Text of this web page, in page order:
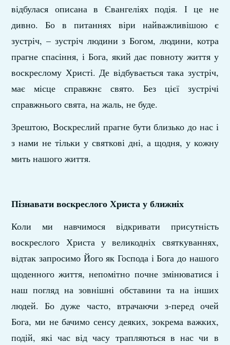
відбулася описана в Євангеліях подія. І це не
дивно. Бо в питаннях віри найважливішою є
зустріч, – зустріч людини з Богом, людини, котра
прагне спасіння, і Бога, який дає повноту життя у
воскреслому Христі. Де відбувається така зустріч,
має місце справжнє свято. Без цієї зустрічі
справжнього свята, на жаль, не буде.
Зрештою, Воскреслий прагне бути близько до нас і
з нами не тільки у святкові дні, а щодня, у кожну
мить нашого життя.
Пізнавати воскреслого Христа у ближніх
Коли ми навчимося відкривати присутність
воскреслого Христа у великодніх святкуваннях,
відтак запросимо Його як Господа і Бога до нашого
щоденного життя, непомітно почне змінюватися і
наш погляд на зовнішні обставини та на інших
людей. Бо дуже часто, втрачаючи з-перед очей
Бога, ми не бачимо сенсу деяких, зокрема важких,
подій, які час від часу трапляються в нас чи в